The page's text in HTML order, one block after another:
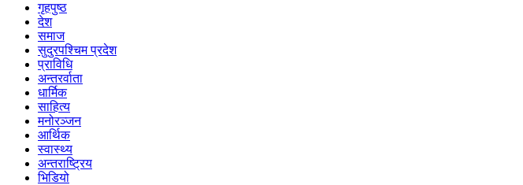
गृहपुष्ठ
देश
समाज
सुदुरपश्चिम प्रदेश
प्राविधि
अन्तरर्वाता
धार्मिक
साहित्य
मनोरञ्जन
आर्थिक
स्वास्थ्य
अन्तराष्ट्रिय
भिडियो